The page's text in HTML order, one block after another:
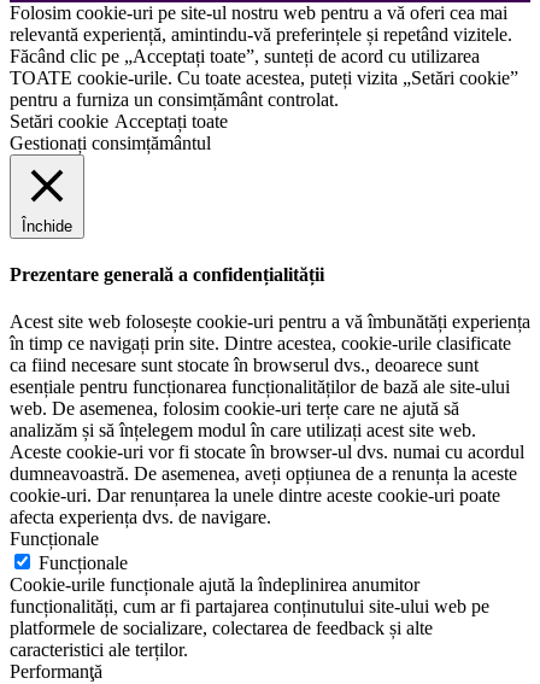
Folosim cookie-uri pe site-ul nostru web pentru a vă oferi cea mai
relevantă experiență, amintindu-vă preferințele și repetând vizitele.
Făcând clic pe „Acceptați toate”, sunteți de acord cu utilizarea
TOATE cookie-urile. Cu toate acestea, puteți vizita „Setări cookie”
pentru a furniza un consimțământ controlat.
Setări cookie Acceptați toate
Gestionați consimțământul
Închide
Prezentare generală a confidențialității
Acest site web folosește cookie-uri pentru a vă îmbunătăți experiența
în timp ce navigați prin site. Dintre acestea, cookie-urile clasificate
ca fiind necesare sunt stocate în browserul dvs., deoarece sunt
esențiale pentru funcționarea funcționalităților de bază ale site-ului
web. De asemenea, folosim cookie-uri terțe care ne ajută să
analizăm și să înțelegem modul în care utilizați acest site web.
Aceste cookie-uri vor fi stocate în browser-ul dvs. numai cu acordul
dumneavoastră. De asemenea, aveți opțiunea de a renunța la aceste
cookie-uri. Dar renunțarea la unele dintre aceste cookie-uri poate
afecta experiența dvs. de navigare.
Funcționale
Funcționale
Cookie-urile funcționale ajută la îndeplinirea anumitor
funcționalități, cum ar fi partajarea conținutului site-ului web pe
platformele de socializare, colectarea de feedback și alte
caracteristici ale terților.
Performanţă